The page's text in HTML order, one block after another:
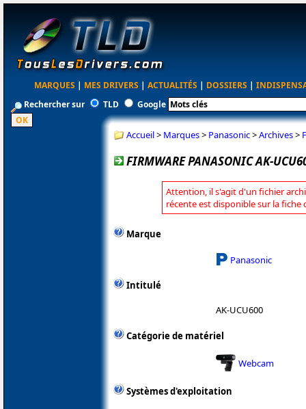
MARQUES | MES DRIVERS | ACTUALITÉS | DOSSIERS |
Rechercher sur
TLD Google
Accueil> Marques> Panasonic>Archives>
FIRMWARE PANASONIC AK-
Attention, il s'agit d'un fichier
récente est disponible sur la fiche
Marque
Panasonic
Intitulé
AK-UCU600
Catégorie de matériel
Webcam
Systèmes d'exploitation